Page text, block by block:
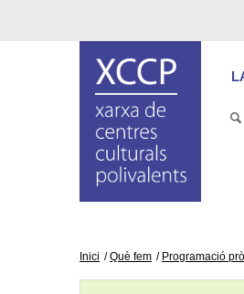
Inici Què fem Programació